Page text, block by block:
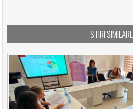
STIRI SIMILARE